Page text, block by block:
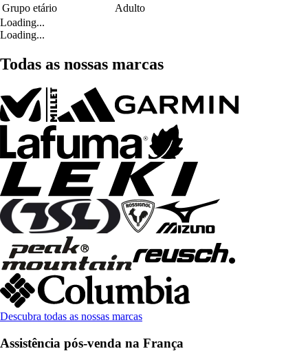
Grupo etário
Adulto
Loading...
Loading...
Todas as nossas marcas
Descubra todas as nossas marcas
Assistência pós-venda na França